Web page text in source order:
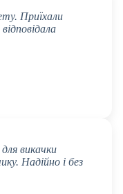
Приїхали
викачки
Надійно і без